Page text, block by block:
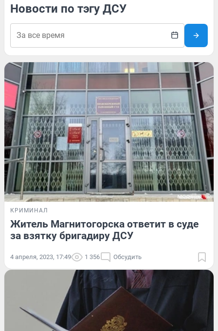
Новости по тэгу ДСУ
КРИМИНАЛ
Житель Магнитогорска ответит в суде
за взятку бригадиру ДСУ
4 апреля, 2023, 17:49 1 356 Обсудить